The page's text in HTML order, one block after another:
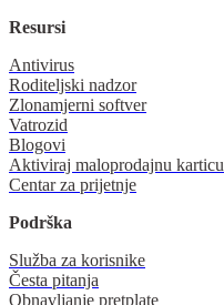
Resursi
Antivirus
Roditeljski nadzor
Zlonamjerni softver
Vatrozid
Blogovi
Aktiviraj maloprodajnu karticu
Centar za prijetnje
Podrška
Služba za korisnike
Česta pitanja
Obnavljanje pretplate